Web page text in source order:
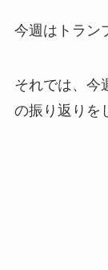
今週はトラン
それでは、今
の振り返りを